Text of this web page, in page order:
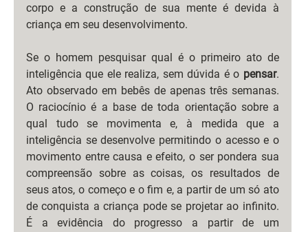
corpo e a construção de sua mente é devida à
criança em seu desenvolvimento.
Se o homem pesquisar qual é o primeiro ato de
inteligência que ele realiza, sem dúvida é o pensar.
Ato observado em bebês de apenas três semanas.
O raciocínio é a base de toda orientação sobre a
qual tudo se movimenta e, à medida que a
inteligência se desenvolve permitindo o acesso e o
movimento entre causa e efeito, o ser pondera sua
compreensão sobre as coisas, os resultados de
seus atos, o começo e o fim e, a partir de um só ato
de conquista a criança pode se projetar ao infinito.
É a evidência do progresso a partir de um